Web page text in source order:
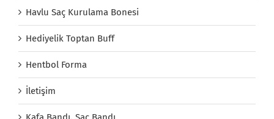
Havlu Saç Kurulama Bonesi
Hediyelik Toptan Buff
Hentbol Forma
İletişim